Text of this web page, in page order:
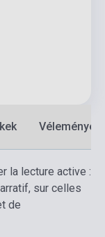
Vélemények
la lecture active :
sur celles
de